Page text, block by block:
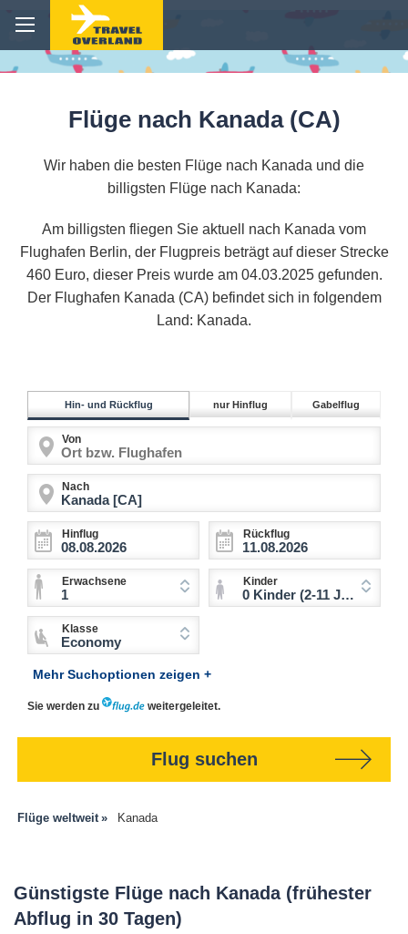
Flüge nach Kanada (CA)
Wir haben die besten Flüge nach Kanada und die
billigsten Flüge nach Kanada:
Am billigsten fliegen Sie aktuell nach Kanada vom
Flughafen Berlin, der Flugpreis beträgt auf dieser Strecke
460 Euro, dieser Preis wurde am 04.03.2025 gefunden.
Der Flughafen Kanada (CA) befindet sich in folgendem
Land: Kanada.
Hin- und Rückflug nur Hinflug Gabelflug
Von
Nach
Hinflug Rückflug
Erwachsene
1
Kinder
0 Kinder (2-11 Jahre)
Klasse
Economy
Mehr Suchoptionen zeigen +
Sie werden zu weitergeleitet.
Flug suchen
Flüge weltweit Kanada
Günstigste Flüge nach Kanada (frühester
Abflug in 30 Tagen)